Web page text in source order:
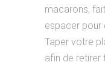
macarons,
espacer pour
Taper votre
afin de retirer